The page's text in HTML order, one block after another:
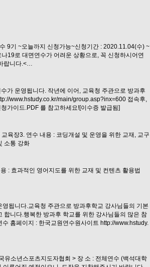
9기 ~오늘까지 신청가능~신청기간 : 2020.11.04(수) ~
19로 대면연수가 어려운 상황으로, 꼭 신청하시어연
랍니다.<…
가 운영됩니다. 작년에 이어, 교육청 주관으로 방과후
www.hstudy.co.kr/main/group.asp?inx=600 접속후,
가이드.PDF 를 참고하세요![이수증 발급됨]
육장3. 연수 내용 : 코딩개설 및 운영을 위한 교재, 교구
소통 강화
: 효과적인 영어지도를 위한 교재 및 컨텐츠 활용법
됩니다.교육청 주관으로 방과후학교 강사님들의 기본
니다.행복한 방과후 학교를 위한 강사님들의 많은 참
홈페이지 : 한국교원연수원사이트 http://www.hstudy.
소년스포츠지도자협회 > 장 소 : 전체연수 (백석대학